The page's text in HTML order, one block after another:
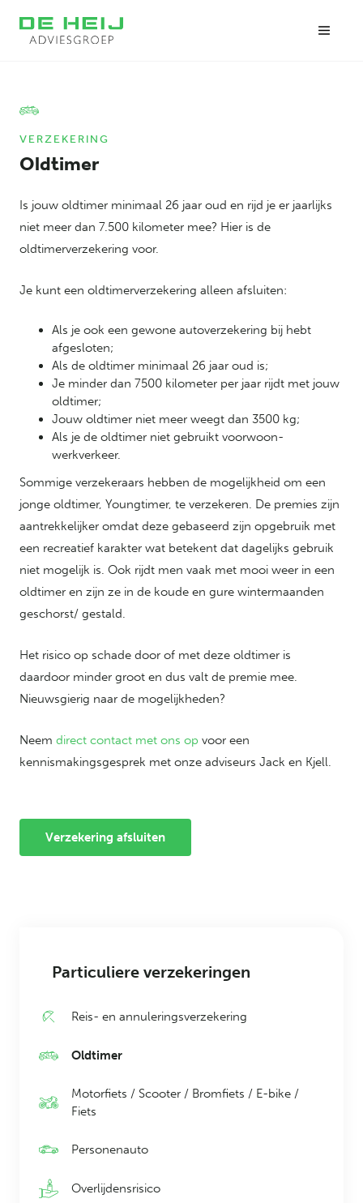
VERZEKERING
Oldtimer
Is jouw oldtimer minimaal 26 jaar oud en rijd je er jaarlijks
niet meer dan 7.500 kilometer mee? Hier is de
oldtimerverzekering voor.
Je kunt een oldtimerverzekering alleen afsluiten:
Als je ook een gewone autoverzekering bij hebt
afgesloten;
Als de oldtimer minimaal 26 jaar oud is;
Je minder dan 7500 kilometer per jaar rijdt met jouw
oldtimer;
Jouw oldtimer niet meer weegt dan 3500 kg;
Als je de oldtimer niet gebruikt voorwoon-
werkverkeer.
Sommige verzekeraars hebben de mogelijkheid om een
jonge oldtimer, Youngtimer, te verzekeren. De premies zijn
aantrekkelijker omdat deze gebaseerd zijn opgebruik met
een recreatief karakter wat betekent dat dagelijks gebruik
niet mogelijk is. Ook rijdt men vaak met mooi weer in een
oldtimer en zijn ze in de koude en gure wintermaanden
geschorst/ gestald.
Het risico op schade door of met deze oldtimer is
daardoor minder groot en dus valt de premie mee.
Nieuwsgierig naar de mogelijkheden?
Neem direct contact met ons op voor een
kennismakingsgesprek met onze adviseurs Jack en Kjell.
Verzekering afsluiten
Particuliere verzekeringen
Reis- en annuleringsverzekering
Oldtimer
Motorfiets / Scooter / Bromfiets / E-bike /
Fiets
Personenauto
Overlijdensrisico